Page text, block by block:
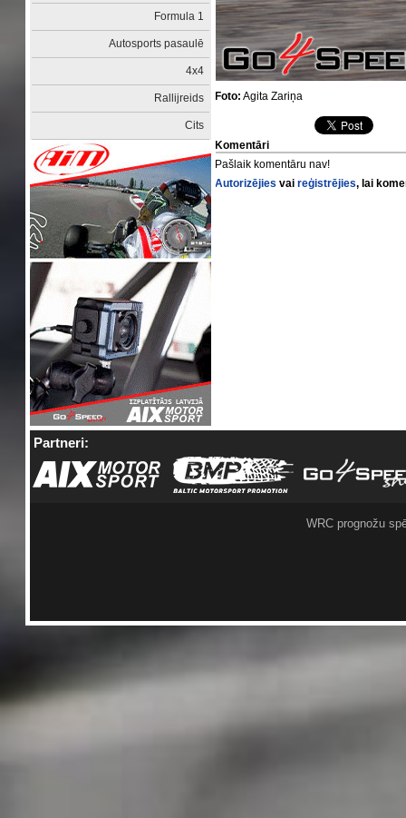
Formula 1
Autosports pasaulē
4x4
Rallijreids
Cits
Foto: Agita Zariņa
Komentāri
Pašlaik komentāru nav!
Autorizējies vaireģistrējies, lai
Partneri:
WRC prognožu